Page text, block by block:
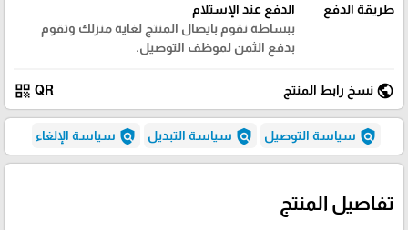
طريقة الدفع
الدفع عند الإستلام
ببساطة نقوم بايصال المنتج لغاية منزلك وتقوم
بدفع الثمن لموظف التوصيل.
public نسخ رابط المنتج QR
qr_code
policy سياسة التوصيل policy سياسة التبديل policy سياسة الإلغاء
تفاصيل المنتج